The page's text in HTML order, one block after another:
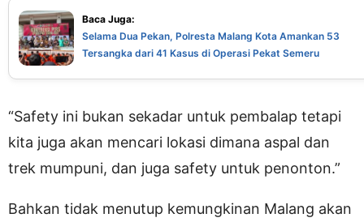
Baca Juga:
Selama Dua Pekan, Polresta Malang Kota Amankan 53
Tersangka dari 41 Kasus di Operasi Pekat Semeru
“Safety ini bukan sekadar untuk pembalap tetapi
kita juga akan mencari lokasi dimana aspal dan
trek mumpuni, dan juga safety untuk penonton.”
Bahkan tidak menutup kemungkinan Malang akan